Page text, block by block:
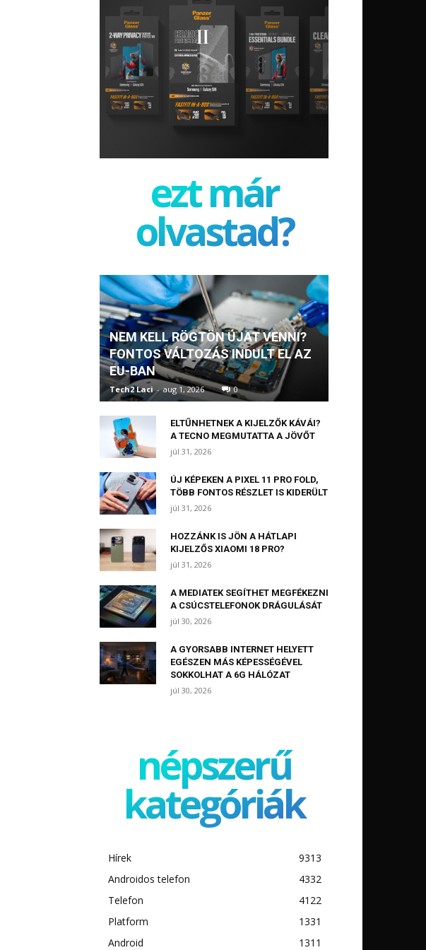
ezt már
olvastad?
NEM KELL RÖGTÖN ÚJAT VENNI?
FONTOS VÁLTOZÁS INDULT EL AZ
EU-BAN
Tech2 Laci - aug 1, 2026 0
ELTŰNHETNEK A KIJELZŐK KÁVÁI?
A TECNO MEGMUTATTA A JÖVŐT
júl 31, 2026
ÚJ KÉPEKEN A PIXEL 11 PRO FOLD,
TÖBB FONTOS RÉSZLET IS KIDERÜLT
júl 31, 2026
HOZZÁNK IS JÖN A HÁTLAPI
KIJELZŐS XIAOMI 18 PRO?
júl 31, 2026
A MEDIATEK SEGÍTHET MEGFÉKEZNI
A CSÚCSTELEFONOK DRÁGULÁSÁT
júl 30, 2026
A GYORSABB INTERNET HELYETT
EGÉSZEN MÁS KÉPESSÉGÉVEL
SOKKOLHAT A 6G HÁLÓZAT
júl 30, 2026
népszerű
kategóriák
Hírek
9313
Androidos telefon
4332
Telefon
4122
Platform
1331
Android
1311